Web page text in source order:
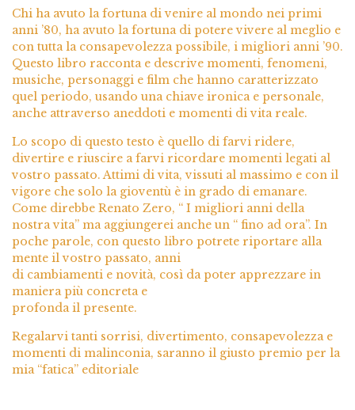
Chi ha avuto la fortuna di venire al mondo nei primi
anni ’80, ha avuto la fortuna di potere vivere al meglio e
con tutta la consapevolezza possibile, i migliori anni ’90.
Questo libro racconta e descrive momenti, fenomeni,
musiche, personaggi e film che hanno caratterizzato
quel periodo, usando una chiave ironica e personale,
anche attraverso aneddoti e momenti di vita reale.
Lo scopo di questo testo è quello di farvi ridere,
divertire e riuscire a farvi ricordare momenti legati al
vostro passato. Attimi di vita, vissuti al massimo e con il
vigore che solo la gioventù è in grado di emanare.
Come direbbe Renato Zero, “ I migliori anni della
nostra vita” ma aggiungerei anche un “ fino ad ora”. In
poche parole, con questo libro potrete riportare alla
mente il vostro passato, anni
di cambiamenti e novità, così da poter apprezzare in
maniera più concreta e
profonda il presente.
Regalarvi tanti sorrisi, divertimento, consapevolezza e
momenti di malinconia, saranno il giusto premio per la
mia “fatica” editoriale